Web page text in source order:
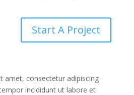
Start A Project
amet, consectetur adipiscing
incididunt ut labore et